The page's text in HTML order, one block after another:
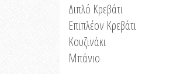
Διπλό Κρεβάτι
Επιπλέον Κρεβάτι
Κουζινάκι
Μπάνιο